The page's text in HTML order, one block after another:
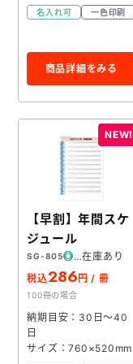
名入れ可 一色印刷
商品詳細をみる
【早割】年間スケ
ジュール
SG-805
在庫あり
税込286円 / 冊
100冊の場合
納期目安：30日～40
日
サイズ：760×520mm